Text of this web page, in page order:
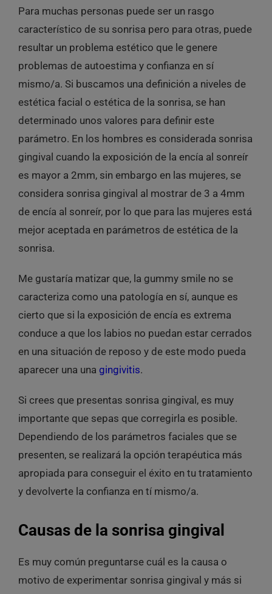
Para muchas personas puede ser un rasgo
característico de su sonrisa pero para otras, puede
resultar un problema estético que le genere
problemas de autoestima y confianza en sí
mismo/a. Si buscamos una definición a niveles de
estética facial o estética de la sonrisa, se han
determinado unos valores para definir este
parámetro. En los hombres es considerada sonrisa
gingival cuando la exposición de la encía al sonreír
es mayor a 2mm, sin embargo en las mujeres, se
considera sonrisa gingival al mostrar de 3 a 4mm
de encía al sonreír, por lo que para las mujeres está
mejor aceptada en parámetros de estética de la
sonrisa.
Me gustaría matizar que, la gummy smile no se
caracteriza como una patología en sí, aunque es
cierto que si la exposición de encía es extrema
conduce a que los labios no puedan estar cerrados
en una situación de reposo y de este modo pueda
aparecer una una gingivitis.
Si crees que presentas sonrisa gingival, es muy
importante que sepas que corregirla es posible.
Dependiendo de los parámetros faciales que se
presenten, se realizará la opción terapéutica más
apropiada para conseguir el éxito en tu tratamiento
y devolverte la confianza en tí mismo/a.
Causas de la sonrisa gingival
Es muy común preguntarse cuál es la causa o
motivo de experimentar sonrisa gingival y más si